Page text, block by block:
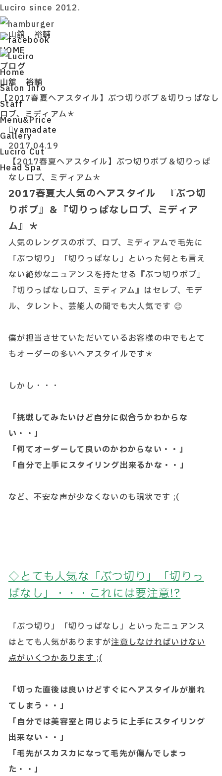
Luciro since 2012.
Home
Salon Info
Staff
Menu&Price
Gallery
Luciro Cut
Head Spa
山舘 裕輔
HOME
ブログ
山舘 裕輔
【2017春夏ヘアスタイル】ぶつ切りボブ＆切りっぱなし
ロブ、ミディアム＊
yamadate
2017.04.19
【2017春夏ヘアスタイル】ぶつ切りボブ＆切りっぱ
なしロブ、ミディアム＊
2017春夏大人気のヘアスタイル 『ぶつ切
りボブ』＆『切りっぱなしロブ、ミディア
ム』＊
人気のレングスのボブ、ロブ、ミディアムで毛先に
「ぶつ切り」「切りっぱなし」といった何とも言え
ない絶妙なニュアンスを持たせる『ぶつ切りボブ』
『切りっぱなしロブ、ミディアム』はセレブ、モデ
ル、タレント、芸能人の間でも大人気です 😉
僕が担当させていただいているお客様の中でもとて
もオーダーの多いヘアスタイルです＊
しかし・・・
「挑戦してみたいけど自分に似合うかわからな
い・・」
「何てオーダーして良いのかわからない・・」
「自分で上手にスタイリング出来るかな・・」
など、不安な声が少なくないのも現状です ;(
◇とても人気な「ぶつ切り」「切りっ
ぱなし」・・・これには要注意!?
「ぶつ切り」「切りっぱなし」といったニュアンス
はとても人気がありますが注意しなければいけない
点がいくつかあります ;(
「切った直後は良いけどすぐにヘアスタイルが崩れ
てしまう・・」
「自分では美容室と同じように上手にスタイリング
出来ない・・」
「毛先がスカスカになって毛先が傷んでしまっ
た・・」